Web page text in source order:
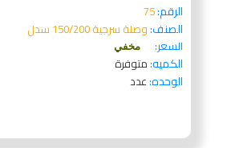
الرقم:75
الصنف:وصلة سرجية 150/200 سدل
السعر:
مخفي
الكميه:متوفرة
الوحده:عدد